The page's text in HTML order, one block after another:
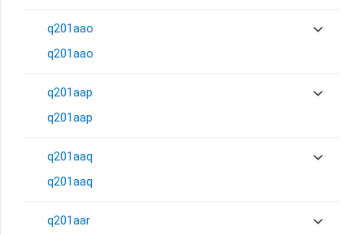
q201aao
q201aao
q201aap
q201aap
q201aaq
q201aaq
q201aar